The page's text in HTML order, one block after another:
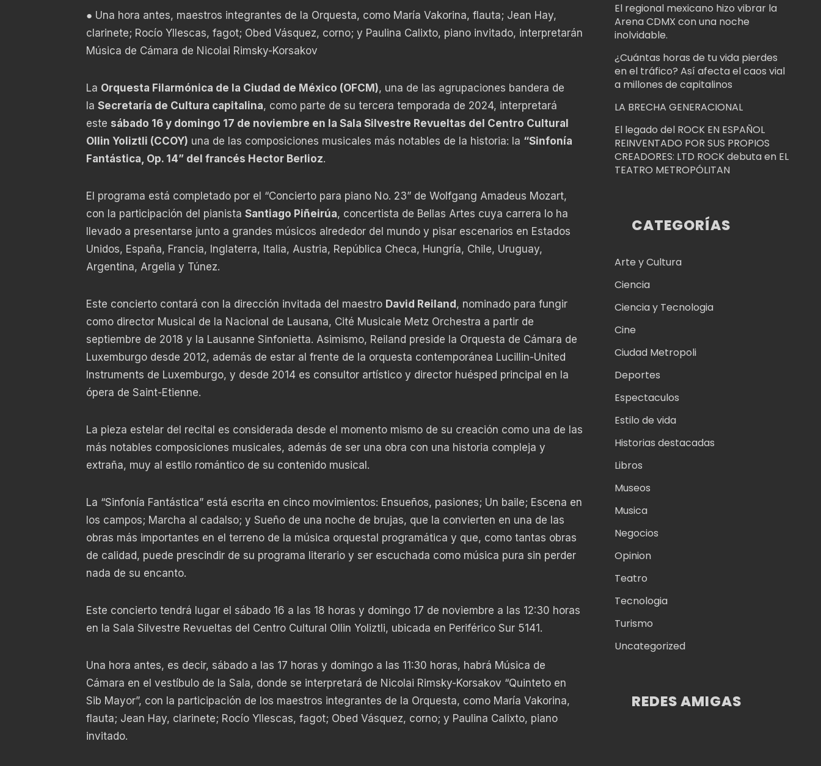
● Una hora antes, maestros integrantes de la Orquesta, como María Vakorina, flauta; Jean Hay,
clarinete; Rocío Yllescas, fagot; Obed Vásquez, corno; y Paulina Calixto, piano invitado, interpretarán
Música de Cámara de Nicolai Rimsky-Korsakov
La Orquesta Filarmónica de la Ciudad de México (OFCM), una de las agrupaciones bandera de
la Secretaría de Cultura capitalina, como parte de su tercera temporada de 2024, interpretará
este sábado 16 y domingo 17 de noviembre en la Sala Silvestre Revueltas del Centro Cultural
Ollin Yoliztli (CCOY) una de las composiciones musicales más notables de la historia: la “Sinfonía
Fantástica, Op. 14” del francés Hector Berlioz.
El programa está completado por el “Concierto para piano No. 23” de Wolfgang Amadeus Mozart,
con la participación del pianista Santiago Piñeirúa, concertista de Bellas Artes cuya carrera lo ha
llevado a presentarse junto a grandes músicos alrededor del mundo y pisar escenarios en Estados
Unidos, España, Francia, Inglaterra, Italia, Austria, República Checa, Hungría, Chile, Uruguay,
Argentina, Argelia y Túnez.
Este concierto contará con la dirección invitada del maestro David Reiland, nominado para fungir
como director Musical de la Nacional de Lausana, Cité Musicale Metz Orchestra a partir de
septiembre de 2018 y la Lausanne Sinfonietta. Asimismo, Reiland preside la Orquesta de Cámara de
Luxemburgo desde 2012, además de estar al frente de la orquesta contemporánea Lucillin-United
Instruments de Luxemburgo, y desde 2014 es consultor artístico y director huésped principal en la
ópera de Saint-Etienne.
La pieza estelar del recital es considerada desde el momento mismo de su creación como una de las
más notables composiciones musicales, además de ser una obra con una historia compleja y
extraña, muy al estilo romántico de su contenido musical.
La “Sinfonía Fantástica” está escrita en cinco movimientos: Ensueños, pasiones; Un baile; Escena en
los campos; Marcha al cadalso; y Sueño de una noche de brujas, que la convierten en una de las
obras más importantes en el terreno de la música orquestal programática y que, como tantas obras
de calidad, puede prescindir de su programa literario y ser escuchada como música pura sin perder
nada de su encanto.
Este concierto tendrá lugar el sábado 16 a las 18 horas y domingo 17 de noviembre a las 12:30 horas
en la Sala Silvestre Revueltas del Centro Cultural Ollin Yoliztli, ubicada en Periférico Sur 5141.
Una hora antes, es decir, sábado a las 17 horas y domingo a las 11:30 horas, habrá Música de
Cámara en el vestíbulo de la Sala, donde se interpretará de Nicolai Rimsky-Korsakov “Quinteto en
Sib Mayor”, con la participación de los maestros integrantes de la Orquesta, como María Vakorina,
flauta; Jean Hay, clarinete; Rocío Yllescas, fagot; Obed Vásquez, corno; y Paulina Calixto, piano
invitado.
El regional mexicano hizo vibrar la
Arena CDMX con una noche
inolvidable.
¿Cuántas horas de tu vida pierdes
en el tráfico? Así afecta el caos vial
a millones de capitalinos
LA BRECHA GENERACIONAL
El legado del ROCK EN ESPAÑOL
REINVENTADO POR SUS PROPIOS
CREADORES: LTD ROCK debuta en EL
TEATRO METROPÓLITAN
CATEGORÍAS
Arte y Cultura
Ciencia
Ciencia y Tecnologia
Cine
Ciudad Metropoli
Deportes
Espectaculos
Estilo de vida
Historias destacadas
Libros
Museos
Musica
Negocios
Opinion
Teatro
Tecnologia
Turismo
Uncategorized
REDES AMIGAS